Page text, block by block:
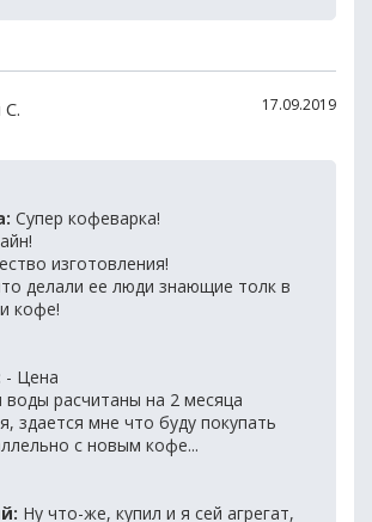
С. 17.09.2019
Супер кофеварка!
изготовления!
делали ее люди знающие толк в
кофе!
- Цена
расчитаны на 2 месяца
здается мне что буду покупать
с новым кофе...
Ну что-же, купил и я сей агрегат,